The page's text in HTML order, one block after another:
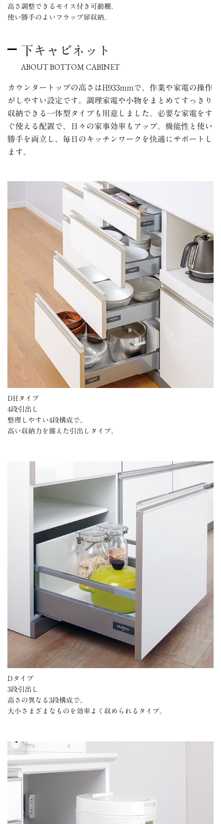
高さ調整できるモイス付き可動棚。
使い勝手のよいフラップ扉収納。
下キャビネット
ABOUT BOTTOM CABINET
カウンタートップの高さはH933mmで、作業や家電の操作
がしやすい設定です。調理家電や小物をまとめてすっきり
収納できる一体型タイプも用意しました。必要な家電をす
ぐ使える配置で、日々の家事効率もアップ。機能性と使い
勝手を両立し、毎日のキッチンワークを快適にサポートし
ます。
DHタイプ
4段引出し
整理しやすい4段構成で、
高い収納力を備えた引出しタイプ。
Dタイプ
3段引出し
高さの異なる3段構成で、
大小さまざまなものを効率よく収められるタイプ。